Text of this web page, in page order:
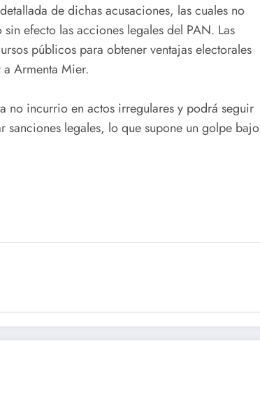
de dichas acusaciones, las cuales no
efecto las acciones legales del PAN. Las
públicos para obtener ventajas electorales
Armenta Mier.
no incurrio en actos irregulares y podrá seguir
legales, lo que supone un golpe bajo